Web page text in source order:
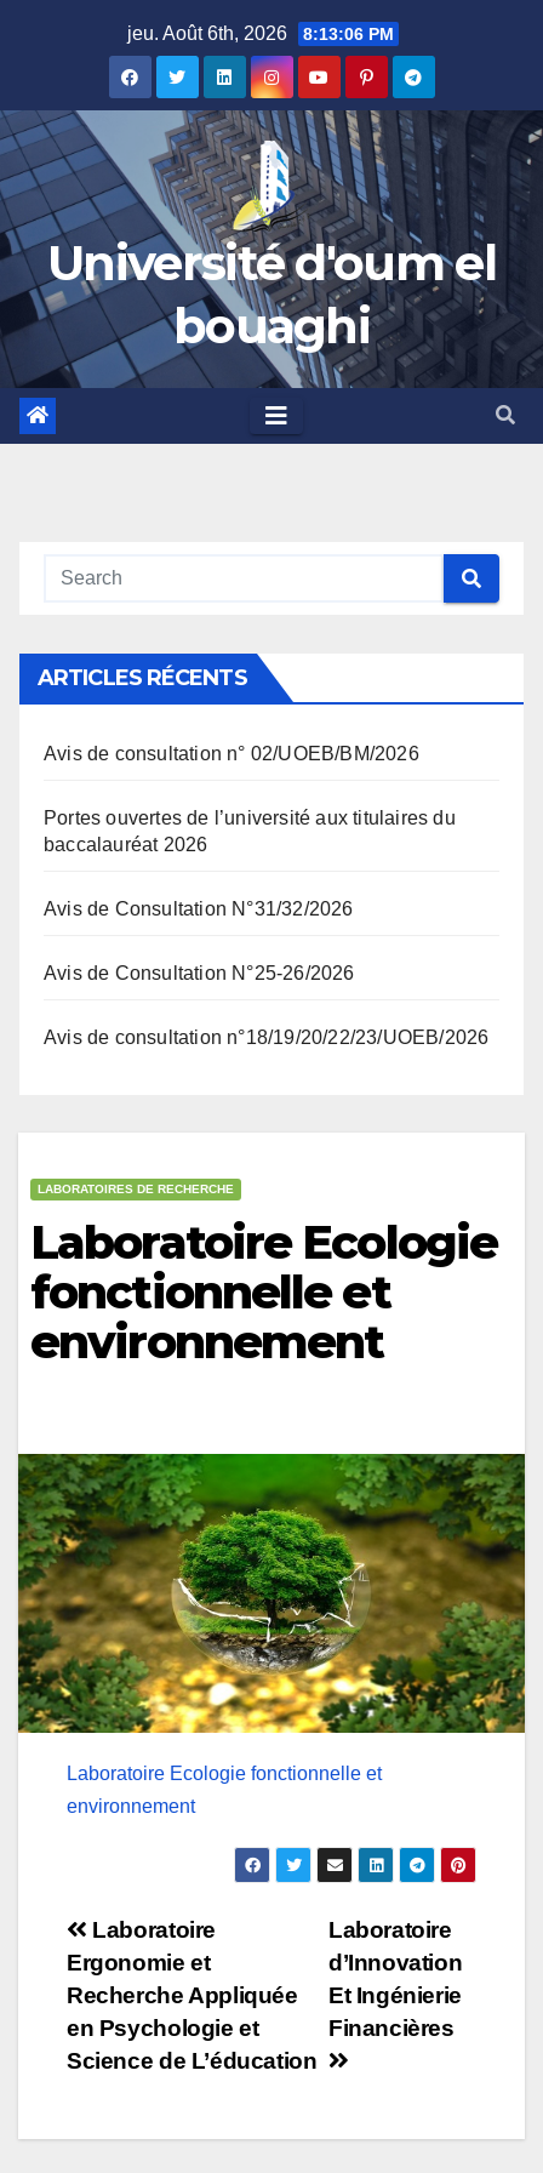
jeu. Août 6th, 2026 8:13:07 PM
Université d'oum el
bouaghi
ARTICLES RÉCENTS
Avis de consultation n° 02/UOEB/BM/2026
Portes ouvertes de l’université aux titulaires du
baccalauréat 2026
Avis de Consultation N°31/32/2026
Avis de Consultation N°25-26/2026
Avis de consultation n°18/19/20/22/23/UOEB/2026
LABORATOIRES DE RECHERCHE
Laboratoire Ecologie
fonctionnelle et
environnement
Laboratoire Ecologie fonctionnelle et
environnement
Navigation
de
l’article
Laboratoire
d’Innovation
Et Ingénierie
Financières
Laboratoire
Ergonomie et
Recherche Appliquée
en Psychologie et
Science de L’éducation